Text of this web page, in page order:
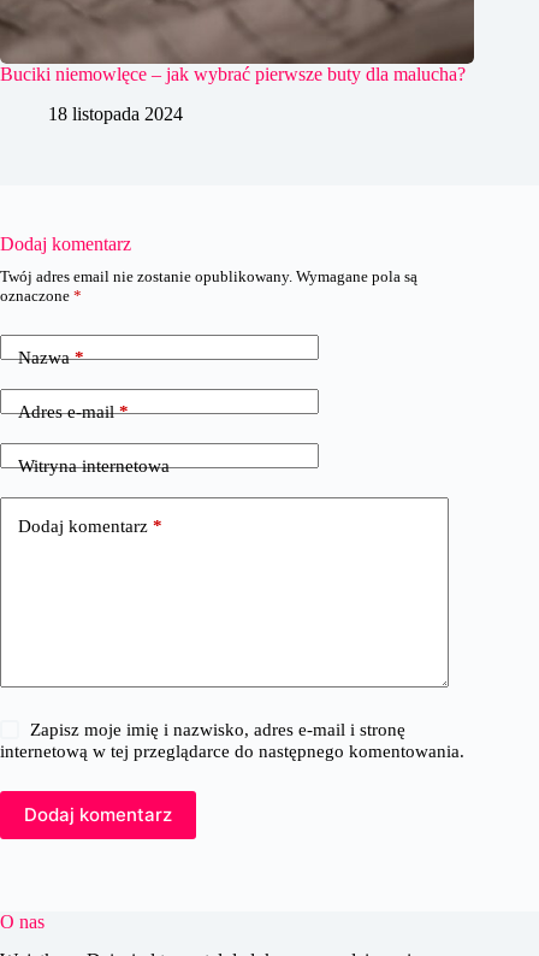
Buciki niemowlęce – jak wybrać pierwsze buty dla malucha?
18 listopada 2024
Dodaj komentarz
Twój adres email nie zostanie opublikowany. Wymagane pola są
oznaczone *
Nazwa*
Adres e-mail*
Witryna internetowa
Dodaj komentarz *
Zapisz moje imię i nazwisko, adres e-mail i stronę
internetową w tej przeglądarce do następnego komentowania.
Dodaj komentarz
O nas